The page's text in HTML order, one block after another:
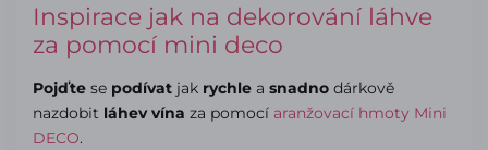
Inspirace jak na dekorování láhve
za pomocí mini deco
Pojďte se podívat jak rychle a snadno dárkově
nazdobit láhev vína za pomocí aranžovací hmoty Mini
DECO.